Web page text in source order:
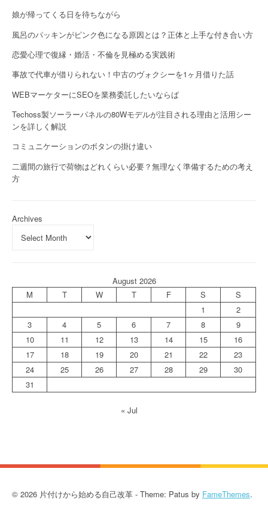
娘が帰ってくる日を待ちながら
風呂のパッキンがピンク色になる原因とは？正体と上手な付き合い方
恋愛心理で復縁・婚活・不倫を見極める実践術
事故で代車が借りられない！中古のヴォクシーを1ヶ月借りた話
WEBマーケターにSEOを業務委託したいならば
Techoss製ソーラーパネルの80Wモデルが注目される理由と活用シー
ンを詳しく解説
コミュニケーションのボタンの掛け違い
二週間の旅行で荷物はどれくらい必要？無理なく準備するための考え
方
Archives
August 2026
M
T W T F S
S
1
2
3
4 5 6 7 8
9
10
11 12 13 14 15
16
17
18 19 20 21 22
23
24
25 26 27 28 29
30
31
« Jul
© 2026 片付けから始める自己改革 - Theme: Patus by FameThemes.